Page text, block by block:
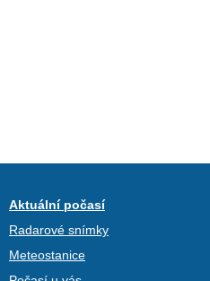
Aktuální počasí
Radarové snímky
Meteostanice